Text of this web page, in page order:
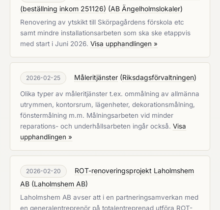
(beställning inkom 251126) (AB Ängelholmslokaler)
Renovering av ytskikt till Skörpagårdens förskola etc
samt mindre installationsarbeten som ska ske etappvis
med start i Juni 2026. Visa upphandlingen »
2026-02-25 Måleritjänster (Riksdagsförvaltningen)
Olika typer av måleritjänster t.ex. ommålning av allmänna
utrymmen, kontorsrum, lägenheter, dekorationsmålning,
fönstermålning m.m. Målningsarbeten vid minder
reparations- och underhållsarbeten ingår också. Visa
upphandlingen »
2026-02-20
ROT-renoveringsprojekt Laholmshem
AB (Laholmshem AB)
Laholmshem AB avser att i en partneringsamverkan med
en generalentreprenör på totalentreprenad utföra ROT-